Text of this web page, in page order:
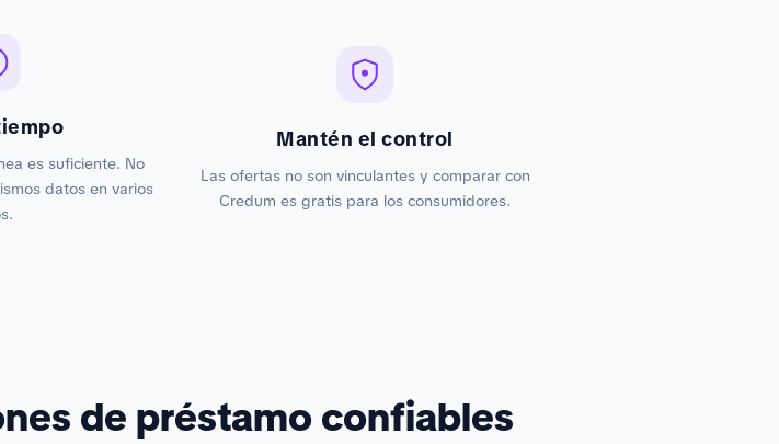
es suficiente. No
datos en varios
Mantén el control
Las ofertas no son vinculantes y comparar con
Credum es gratis para los consumidores.
de préstamo confiables